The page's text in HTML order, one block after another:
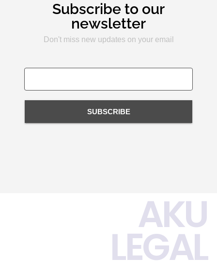
Subscribe to our
newsletter
Don't miss new updates on your email
SUBSCRIBE
AKU
LEGAL